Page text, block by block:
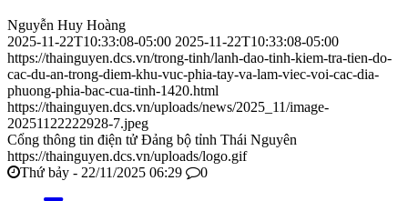
Nguyễn Huy Hoàng
2025-11-22T10:33:08-05:00 2025-11-22T10:33:08-05:00
https://thainguyen.dcs.vn/trong-tinh/lanh-dao-tinh-kiem-tra-tien-do-
cac-du-an-trong-diem-khu-vuc-phia-tay-va-lam-viec-voi-cac-dia-
phuong-phia-bac-cua-tinh-1420.html
https://thainguyen.dcs.vn/uploads/news/2025_11/image-
20251122222928-7.jpeg
Cổng thông tin điện tử Đảng bộ tỉnh Thái Nguyên
https://thainguyen.dcs.vn/uploads/logo.gif
Thứ bảy - 22/11/2025 06:29
0